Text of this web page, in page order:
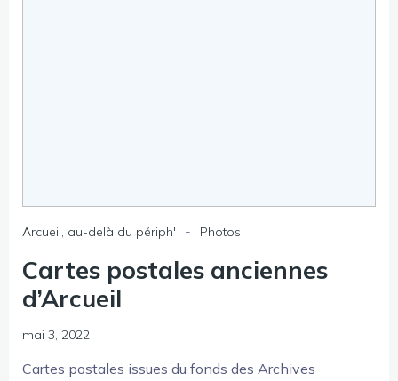
Arcueil, au-delà du périph' - Photos
Cartes postales anciennes
d’Arcueil
mai 3, 2022
Cartes postales issues du fonds des Archives